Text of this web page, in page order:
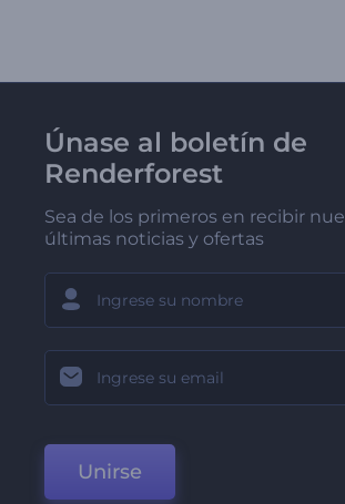
Únase al boletín de
Renderforest
Sea de los primeros en recibir
últimas noticias y ofertas
Unirse